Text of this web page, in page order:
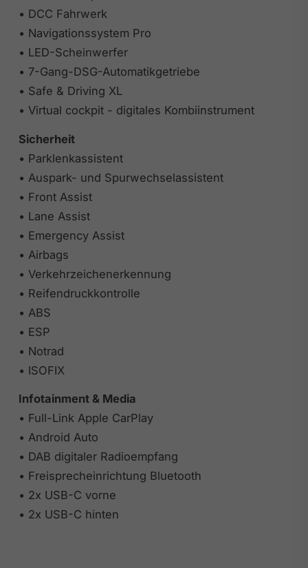
• DCC Fahrwerk
• Navigationssystem Pro
• LED-Scheinwerfer
• 7-Gang-DSG-Automatikgetriebe
• Safe & Driving XL
• Virtual cockpit - digitales Kombiinstrument
Sicherheit
• Parklenkassistent
• Auspark- und Spurwechselassistent
• Front Assist
• Lane Assist
• Emergency Assist
• Airbags
• Verkehrzeichenerkennung
• Reifendruckkontrolle
• ABS
• ESP
• Notrad
• ISOFIX
Infotainment & Media
• Full-Link Apple CarPlay
• Android Auto
• DAB digitaler Radioempfang
• Freisprecheinrichtung Bluetooth
• 2x USB-C vorne
• 2x USB-C hinten